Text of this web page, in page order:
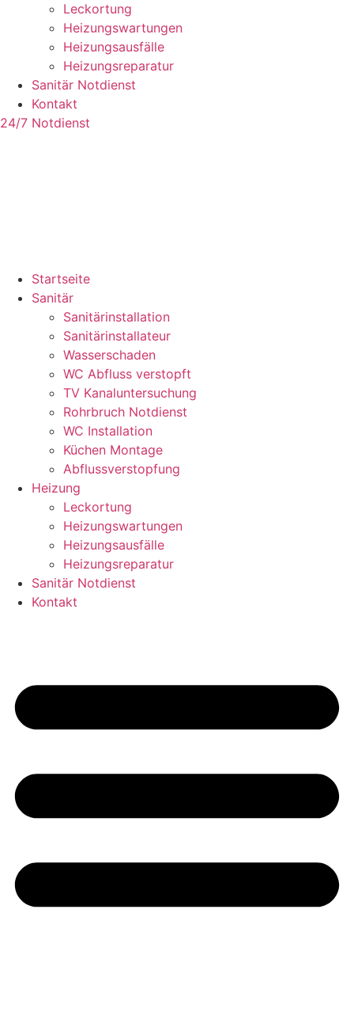
Leckortung
Heizungswartungen
Heizungsausfälle
Heizungsreparatur
Sanitär Notdienst
Kontakt
24/7 Notdienst
Startseite
Sanitär
Sanitärinstallation
Sanitärinstallateur
Wasserschaden
WC Abfluss verstopft
TV Kanaluntersuchung
Rohrbruch Notdienst
WC Installation
Küchen Montage
Abflussverstopfung
Heizung
Leckortung
Heizungswartungen
Heizungsausfälle
Heizungsreparatur
Sanitär Notdienst
Kontakt